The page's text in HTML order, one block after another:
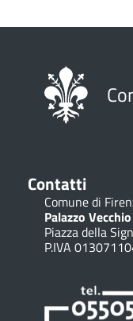
Contatti
Comune di
Palazzo Vecchio
Piazza della
P.IVA